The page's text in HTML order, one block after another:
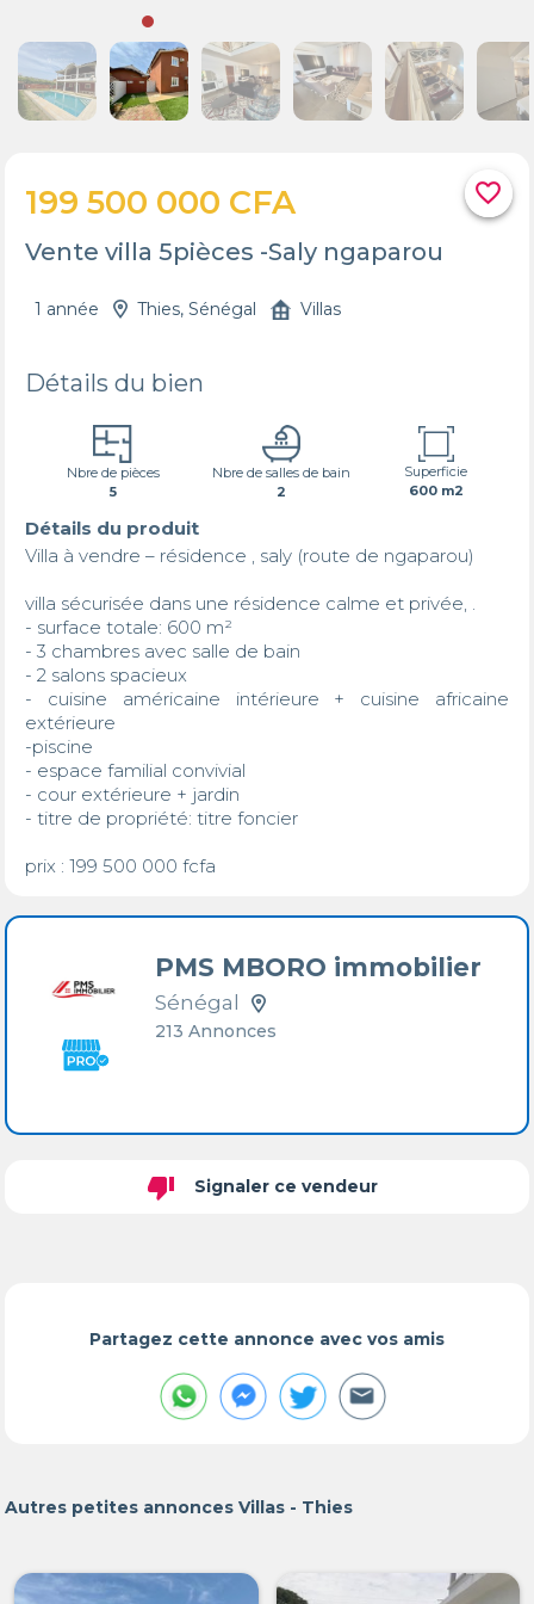
favorite_border
199 500 000 CFA
Vente villa 5pièces -Saly ngaparou
1 année Thies, Sénégal Villas
Détails du bien
Nbre de pièces
5
Nbre de salles de bain
2
Superficie
600 m2
Détails du produit
Villa à vendre – résidence , saly (route de ngaparou)
villa sécurisée dans une résidence calme et privée, .
- surface totale: 600 m²
- 3 chambres avec salle de bain
- 2 salons spacieux
- cuisine américaine intérieure + cuisine africaine
extérieure
-piscine
- espace familial convivial
- cour extérieure + jardin
- titre de propriété: titre foncier
prix : 199 500 000 fcfa
PMS MBORO immobilier
Sénégal
213 Annonces
thumb_down Signaler ce vendeur
Partagez cette annonce avec vos amis
Autres petites annonces Villas - Thies